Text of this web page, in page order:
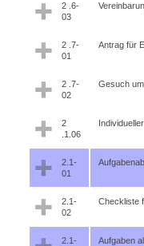
2 .6-
03
2 .7-
01
Antrag für
2 .7-
02
Gesuch
2
.1.06
2.1-
01
2.1-
02
Checkliste
2.1-
Aufgaben